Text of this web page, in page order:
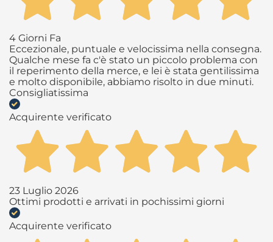
4 Giorni Fa
Eccezionale, puntuale e velocissima nella consegna.
Qualche mese fa c'è stato un piccolo problema con
il reperimento della merce, e lei è stata gentilissima
e molto disponibile, abbiamo risolto in due minuti.
Consigliatissima
Acquirente verificato
23 Luglio 2026
Ottimi prodotti e arrivati in pochissimi giorni
Acquirente verificato